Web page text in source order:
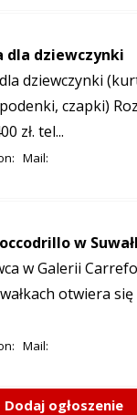
dla dziewczynki
dziewczynki
czapki)
zł. tel...
Mail:
w
w Galerii
otwiera
Mail:
Dodaj ogłoszenie